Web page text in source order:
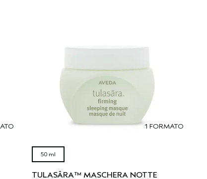
1 FORMATO
50 ml
TULASĀRA™ MASCHERA NOTTE